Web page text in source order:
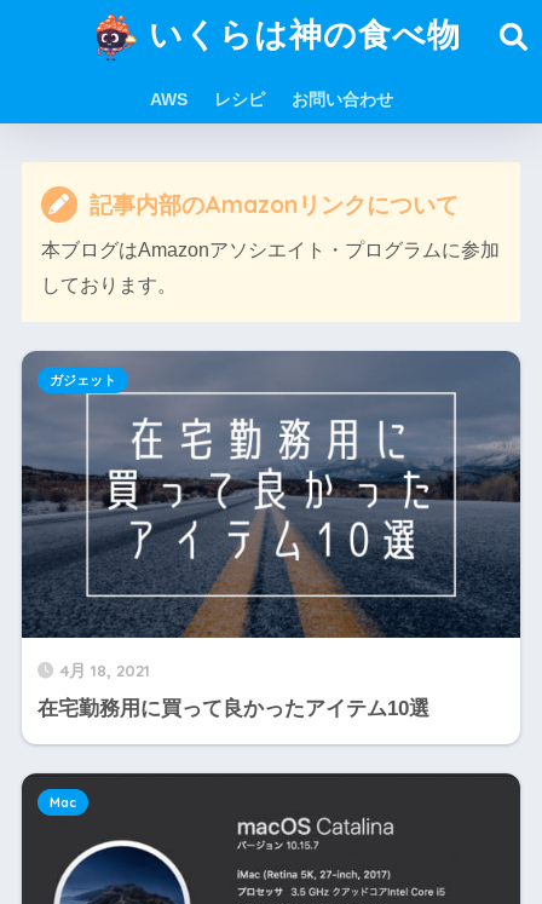
いくらは神の食べ物
AWS レシピ お問い合わせ
記事内部のAmazonリンクについて
本ブログはAmazonアソシエイト・プログラムに参加
しております。
4月 18, 2021
在宅勤務用に買って良かったアイテム10選
ガジェット
Mac